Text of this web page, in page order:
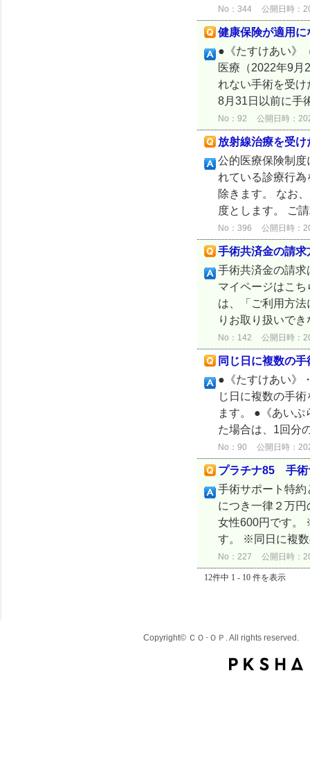
No：344 公開日時：
健康保険が適用
●《たすけあい》
医療（2022年9
れない手術を受
8月31日以前に手
No：92 公開日時：
放射線治療を受
公的医療保険制
れている診療行
除きます。 なお
度とします。 ご
No：396 公開日時：
手術共済金の請
手術共済金の請
マイページはこ
は、「ご利用方
りお取り扱いで
No：142 公開日時：
同じ日に複数の
●《たすけあい》
じ日に複数の手
ます。 ●《あい
た場合は、1回分
No：90 公開日時：
プラチナ85 手術
手術サポート特
につき一律２万
女性600円です。
す。 ※同日に複
No：227 公開日時：
12件中 1 - 10 件を表示
Copyright© ＣＯ･ＯＰ. All rights reserved.